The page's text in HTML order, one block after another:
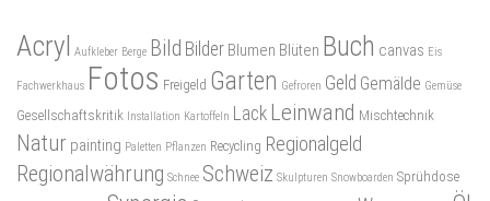
Acryl Aufkleber Berge Bild Bilder Blumen Blüten Buch canvas Eis
Fachwerkhaus Fotos Freigeld Garten Gefroren Geld Gemälde Gemüse
Gesellschaftskritik Installation Kartoffeln Lack Leinwand Mischtechnik
Natur painting Paletten Pflanzen Recycling Regionalgeld
Regionalwährung Schnee Schweiz Skulpturen Snowboarden Sprühdose